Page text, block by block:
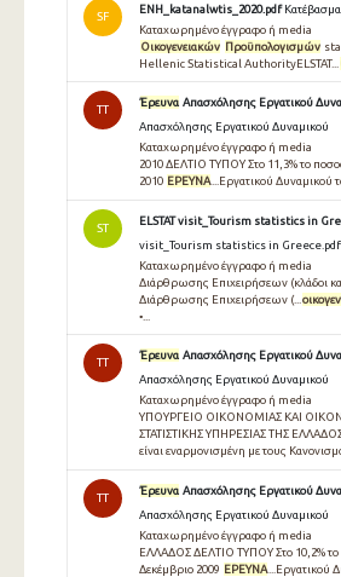
SF
ΕΝΗ_katanalwtis_2020.pdf
Καταχωρημένο έγγραφο ή media
Οικογενειακών Προϋπολογισμών
Hellenic Statistical AuthorityELSTAT...
TT
Έρευνα Απασχόλησης Εργατικού
Απασχόλησης Εργατικού Δυναμικού
Καταχωρημένο έγγραφο ή media
2010 ΔΕΛΤΙΟ ΤΥΠΟΥ Στο 11,3% το
2010 ΕΡΕΥΝΑ...Εργατικού Δυναμικού
ST
ELSTAT visit_Tourism statistics in
visit_Tourism statistics in Greece.pdf
Καταχωρημένο έγγραφο ή media
Διάρθρωσης Επιχειρήσεων (κλάδοι
Διάρθρωσης Επιχειρήσεων (...
•...
TT
Έρευνα Απασχόλησης Εργατικού
Απασχόλησης Εργατικού Δυναμικού
Καταχωρημένο έγγραφο ή media
ΥΠΟΥΡΓΕΙΟ ΟΙΚΟΝΟΜΙΑΣ ΚΑΙ
ΣΤΑΤΙΣΤΙΚΗΣ ΥΠΗΡΕΣΙΑΣ ΤΗΣ
είναι εναρμονισμένη με τους
TT
Έρευνα Απασχόλησης Εργατικού
Απασχόλησης Εργατικού Δυναμικού
Καταχωρημένο έγγραφο ή media
ΕΛΛΑΔΟΣ ΔΕΛΤΙΟ ΤΥΠΟΥ Στο 10,2% το
Δεκέμβριο 2009 ΕΡΕΥΝΑ...Εργατικού